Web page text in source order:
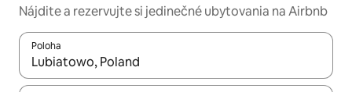
Nájdite a rezervujte si jedinečné ubytovania na Airbnb
Poloha
Keď budú výsledky k dispozícii, môžete si ich prechádzať